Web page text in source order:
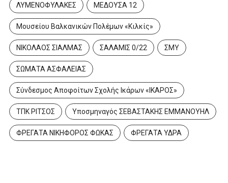
ΛΥΜΕΝΟΦΥΛΑΚΕΣ ΜΕΔΟΥΣΑ 12
Μουσείου Βαλκανικών Πολέμων «Κιλκίς»
ΝΙΚΟΛΑΟΣ ΣΙΑΛΜΑΣ ΣΑΛΑΜΙΣ 0/22 ΣΜΥ
ΣΩΜΑΤΑ ΑΣΦΑΛΕΙΑΣ
Σύνδεσμος Αποφοίτων Σχολής Ικάρων «ΙΚΑΡΟΣ»
ΤΠΚ ΡΙΤΣΟΣ Υποσμηναγός ΣΕΒΑΣΤΑΚΗΣ ΕΜΜΑΝΟΥΗΛ
ΦΡΕΓΑΤΑ ΝΙΚΗΦΟΡΟΣ ΦΩΚΑΣ ΦΡΕΓΑΤΑ ΥΔΡΑ